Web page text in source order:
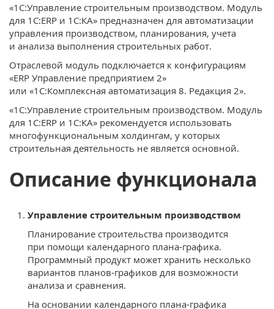
«1С:Управление строительным производством. Модуль
для 1С:ERP и 1С:КА» предназначен для автоматизации
управления производством, планирования, учета
и анализа выполнения строительных работ.
Отраслевой модуль подключается к конфигурациям
«ERP Управление предприятием 2»
или «1С:Комплексная автоматизация 8. Редакция 2».
«1С:Управление строительным производством. Модуль
для 1С:ERP и 1С:КА» рекомендуется использовать
многофункциональным холдингам, у которых
строительная деятельность не является основной.
Описание функционала
Управление строительным производством
Планирование строительства производится
при помощи календарного плана‑графика.
Программный продукт может хранить несколько
вариантов планов‑графиков для возможности
анализа и сравнения.
На основании календарного плана‑графика